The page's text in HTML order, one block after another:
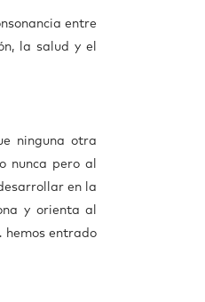
entre
la salud y el
ninguna otra
nunca pero al
en la
y orienta al
hemos entrado